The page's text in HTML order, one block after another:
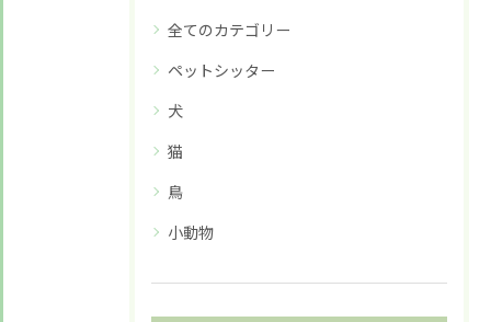
全てのカテゴリー
ペットシッター
犬
猫
鳥
小動物